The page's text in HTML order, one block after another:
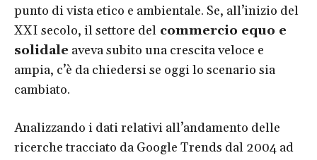
punto di vista etico e ambientale. Se, all’inizio del
XXI secolo, il settore del commercio equo e
solidale aveva subito una crescita veloce e
ampia, c’è da chiedersi se oggi lo scenario sia
cambiato.
Analizzando i dati relativi all’andamento delle
ricerche tracciato da Google Trends dal 2004 ad